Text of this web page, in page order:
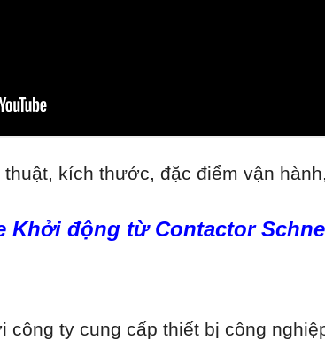
kích thước, đặc điểm vận
Khởi động từ Contactor
công ty cung cấp thiết bị công